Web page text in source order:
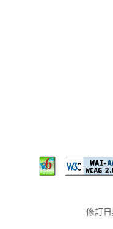
修訂